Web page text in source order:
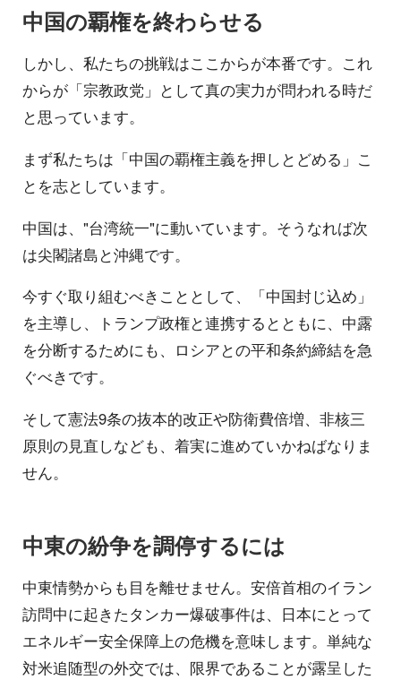
中国の覇権を終わらせる
しかし、私たちの挑戦はここからが本番です。これ
からが「宗教政党」として真の実力が問われる時だ
と思っています。
まず私たちは「中国の覇権主義を押しとどめる」こ
とを志としています。
中国は、"台湾統一"に動いています。そうなれば次
は尖閣諸島と沖縄です。
今すぐ取り組むべきこととして、「中国封じ込め」
を主導し、トランプ政権と連携するとともに、中露
を分断するためにも、ロシアとの平和条約締結を急
ぐべきです。
そして憲法9条の抜本的改正や防衛費倍増、非核三
原則の見直しなども、着実に進めていかねばなりま
せん。
中東の紛争を調停するには
中東情勢からも目を離せません。安倍首相のイラン
訪問中に起きたタンカー爆破事件は、日本にとって
エネルギー安全保障上の危機を意味します。単純な
対米追随型の外交では、限界であることが露呈した